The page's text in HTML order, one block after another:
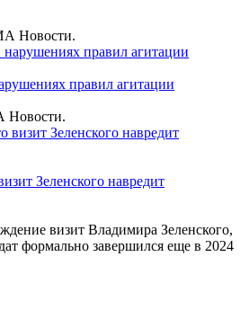
Новости.
правил агитации
Зеленского навредит
визит Владимира Зеленского,
формально завершился еще в 2024